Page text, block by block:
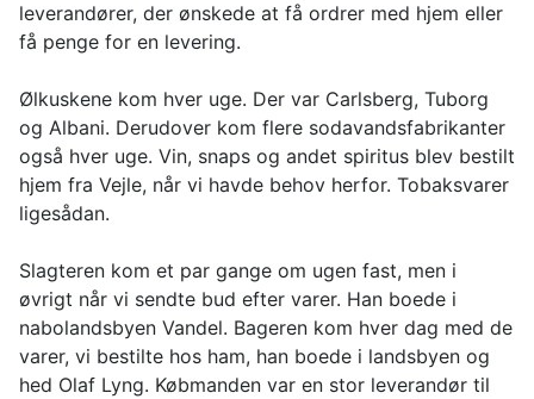
leverandører, der ønskede at få ordrer med hjem eller
få penge for en levering.
Ølkuskene kom hver uge. Der var Carlsberg, Tuborg
og Albani. Derudover kom flere sodavandsfabrikanter
også hver uge. Vin, snaps og andet spiritus blev bestilt
hjem fra Vejle, når vi havde behov herfor. Tobaksvarer
ligesådan.
Slagteren kom et par gange om ugen fast, men i
øvrigt når vi sendte bud efter varer. Han boede i
nabolandsbyen Vandel. Bageren kom hver dag med de
varer, vi bestilte hos ham, han boede i landsbyen og
hed Olaf Lyng. Købmanden var en stor leverandør til